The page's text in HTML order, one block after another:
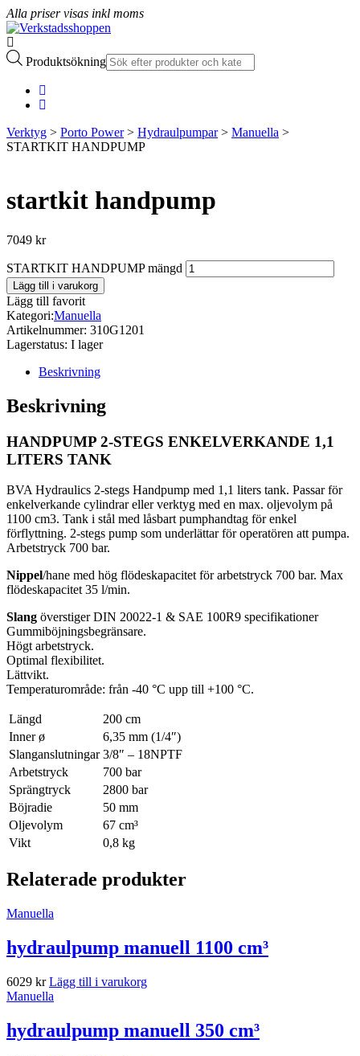
Alla priser visas inkl moms
Produktsökning
Verktyg > Porto Power> Hydraulpumpar> Manuella >
STARTKIT HANDPUMP
startkit handpump
7049 kr
STARTKIT HANDPUMP mängd
Lägg till i varukorg
Lägg till favorit
Kategori:Manuella
Artikelnummer: 310G1201
Lagerstatus: I lager
Beskrivning
Beskrivning
HANDPUMP 2-STEGS ENKELVERKANDE 1,1
LITERS TANK
BVA Hydraulics 2-stegs Handpump med 1,1 liters tank. Passar för
enkelverkande cylindrar eller verktyg med en max. oljevolym på
1100 cm3. Tank i stål med låsbart pumphandtag för enkel
förflyttning. 2-stegs pump som underlättar för operatören att pumpa.
Arbetstryck 700 bar.
Nippel/hane med hög flödeskapacitet för arbetstryck 700 bar. Max
flödeskapacitet 35 l/min.
Slang överstiger DIN 20022-1 & SAE 100R9 specifikationer
Gummiböjningsbegränsare.
Högt arbetstryck.
Optimal flexibilitet.
Lättvikt.
Temperaturområde: från -40 °C upp till +100 °C.
Längd
200 cm
Inner ø
6,35 mm (1/4″)
Slanganslutningar 3/8″ – 18NPTF
Arbetstryck
700 bar
Sprängtryck
2800 bar
Böjradie
50 mm
Oljevolym
67 cm³
Vikt
0,8 kg
Relaterade produkter
Manuella
hydraulpump manuell 1100 cm³
6029 kr Lägg till i varukorg
Manuella
hydraulpump manuell 350 cm³